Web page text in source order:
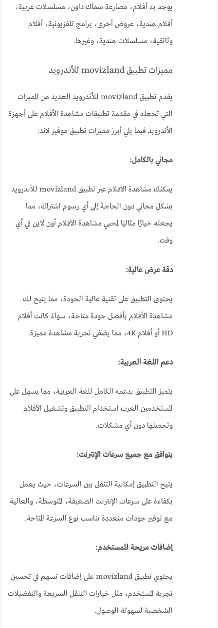
يوجد به أفلام، مصارعة سماك داون، مسلسلات عريية،
أفلام هندية، عروض أخرى، برامج تلفزيونية، أفلام
وثائقية، مسلسلات هندية، وغيرها.
مميزات تطبيق movizland للأندرويد
يقدم تطبيق movizland للأندرويد العديد من المميزات
التي تجعله في مقدمة تطبيقات مشاهدة الأفلام على أجهزة
الأندرويد فيما يلي أبرز مميزات تطبيق موفيز لاند:
مجاني بالكامل:
يمكنك مشاهدة الأفلام عبر تطبيق movizland للأندرويد
بشكل مجاني دون الحاجة إلى أي رسوم اشتراك، مما
يجعله خيارًا مثاليًا لمحبي مشاهدة الأفلام أون لاين في أي
وقت.
دقة عرض عالية:
يحتوي التطبيق على تقنية عالية الجودة، مما يتيح لك
مشاهدة الأفلام بأفضل جودة متاحة، سواءً كانت أفلام
HD أو أفلام 4K، مما يضفي تجربة مشاهدة مميزة.
دعم اللغة العربية:
يتميز التطبيق بدعمه الكامل للغة العربية، مما يسهل على
المستخدمين العرب استخدام التطبيق وتشغيل الأفلام
وتحميلها دون أي مشكلات.
يتوافق مع جميع سرعات الإنترنت:
يتيح التطبيق إمكانية التنقل بين السرعات، حيث يعمل
بكفاءة على سرعات الإنترنت الضعيفة، المتوسطة، والعالية
مع توفير جودات متعددة تناسب نوع السرعة المتاحة.
إضافات مريحة للمستخدم:
يحتوي تطبيق movizland على إضافات تسهم في تحسين
تجربة المستخدم، مثل خيارات التنقل السريعة والتفضيلات
الشخصية لسهولة الوصول.